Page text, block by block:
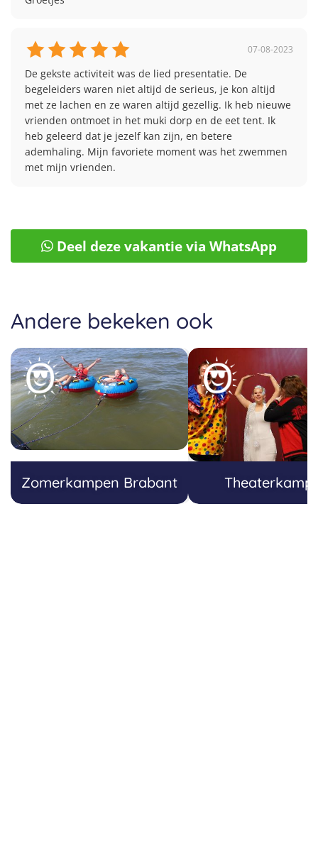
07-08-2023
De gekste activiteit was de lied presentatie. De
begeleiders waren niet altijd de serieus, je kon altijd
met ze lachen en ze waren altijd gezellig. Ik heb nieuwe
vrienden ontmoet in het muki dorp en de eet tent. Ik
heb geleerd dat je jezelf kan zijn, en betere
ademhaling. Mijn favoriete moment was het zwemmen
met mijn vrienden.
Deel deze vakantie via WhatsApp
Andere bekeken ook
Zomerkampen Brabant